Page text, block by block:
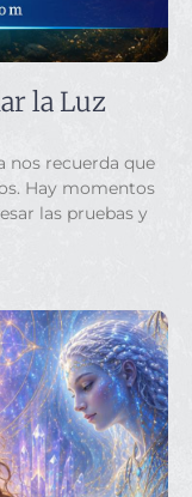
la Luz
nos recuerda que
Hay momentos
las pruebas y